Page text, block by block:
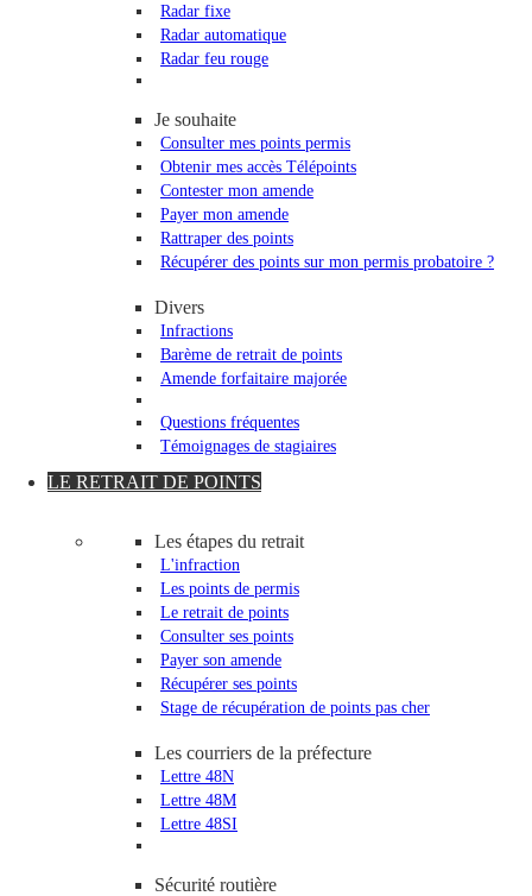
Radar fixe
Radar automatique
Radar feu rouge
Je souhaite
Consulter mes points permis
Obtenir mes accès Télépoints
Contester mon amende
Payer mon amende
Rattraper des points
Récupérer des points sur mon permis probatoire ?
Divers
Infractions
Barème de retrait de points
Amende forfaitaire majorée
Questions fréquentes
Témoignages de stagiaires
LE RETRAIT DE POINTS
Les étapes du retrait
L'infraction
Les points de permis
Le retrait de points
Consulter ses points
Payer son amende
Récupérer ses points
Stage de récupération de points pas cher
Les courriers de la préfecture
Lettre 48N
Lettre 48M
Lettre 48SI
Sécurité routière